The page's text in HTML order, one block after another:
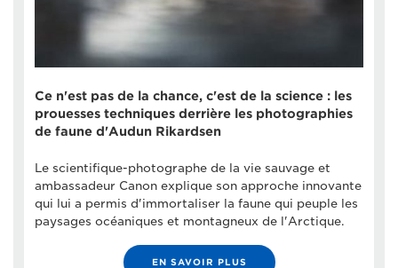
Ce n'est pas de la chance, c'est de la science : les
prouesses techniques derrière les photographies
de faune d'Audun Rikardsen
Le scientifique-photographe de la vie sauvage et
ambassadeur Canon explique son approche innovante
qui lui a permis d'immortaliser la faune qui peuple les
paysages océaniques et montagneux de l'Arctique.
EN SAVOIR PLUS